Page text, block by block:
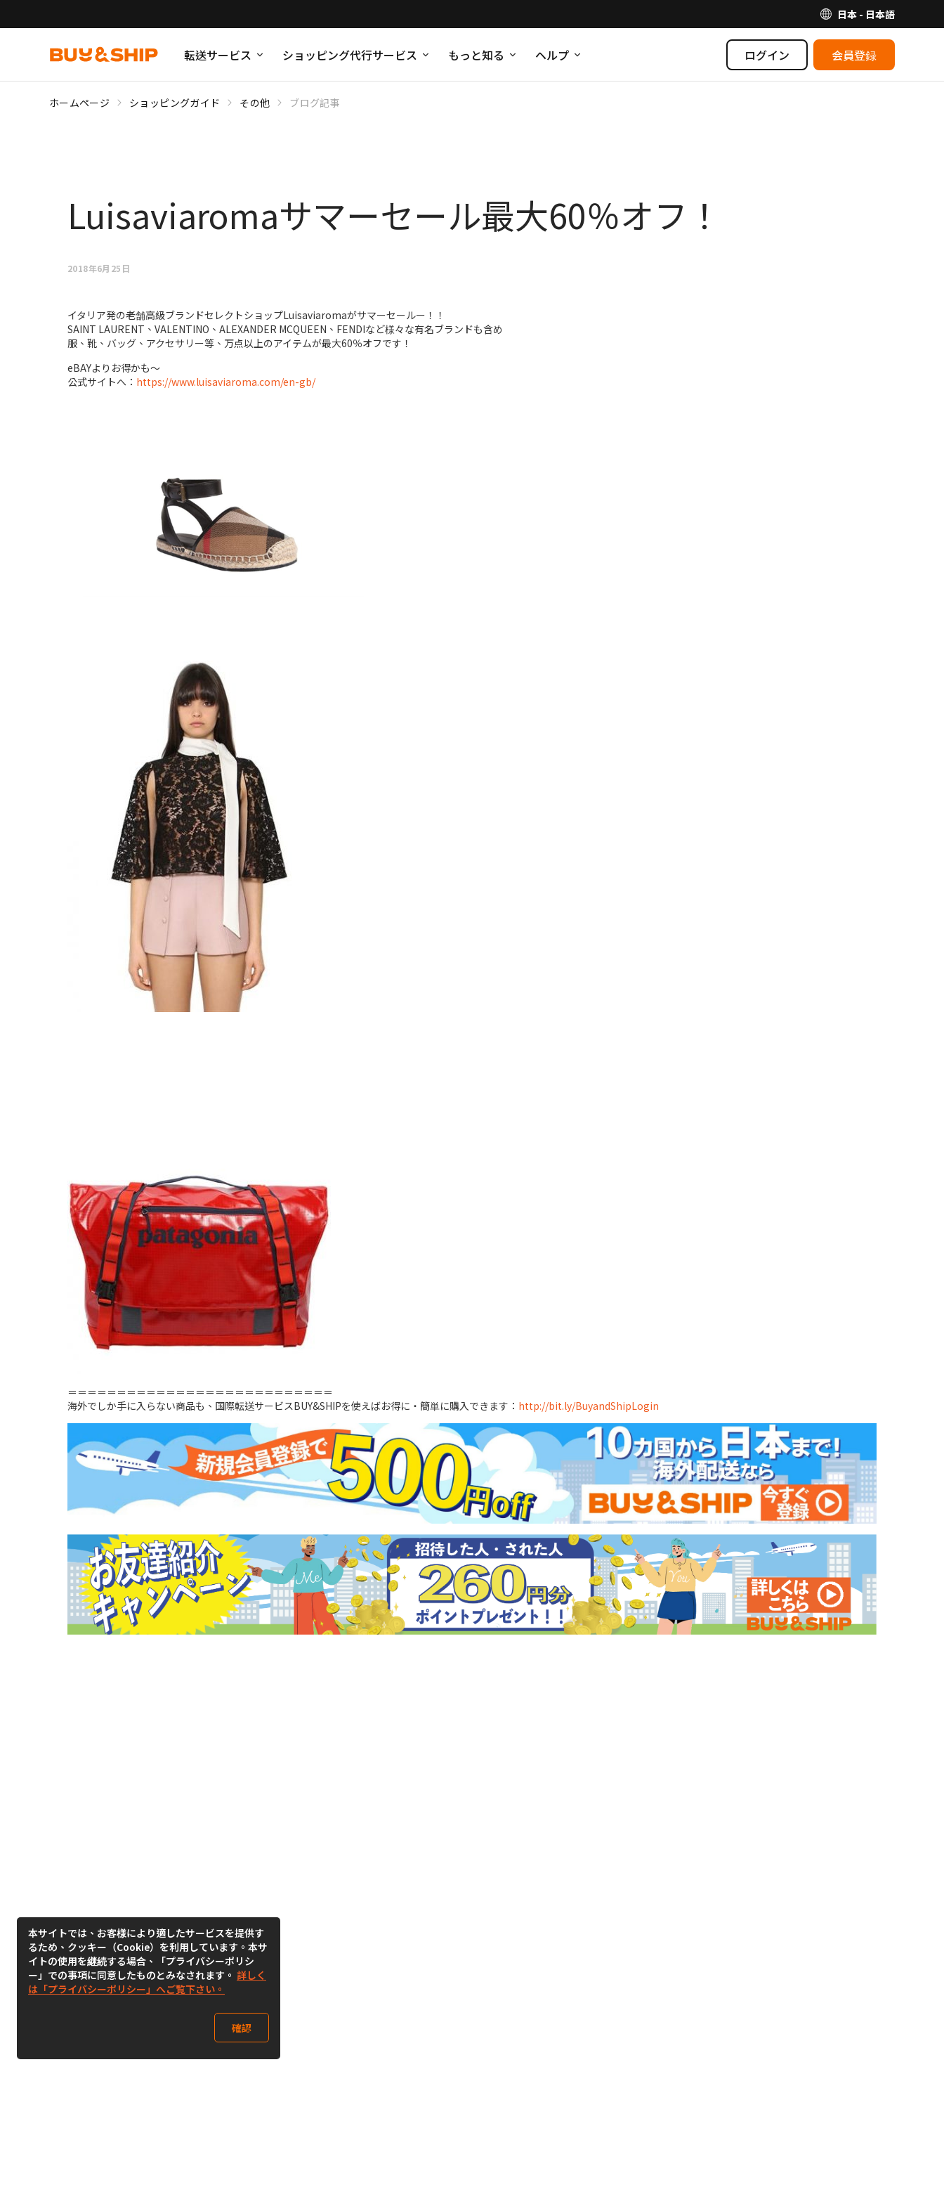
日本 - 日本語
転送サービス ショッピング代行サービス もっと知る ヘルプ ログイン 会員登録
ホームページ ショッピングガイド その他 ブログ記事
Luisaviaromaサマーセール最大60％オフ！
2018年6月25日
イタリア発の老舗高級ブランドセレクトショップLuisaviaromaがサマーセールー！！
SAINT LAURENT、VALENTINO、ALEXANDER MCQUEEN、FENDIなど様々な有名ブランドも含め
服、靴、バッグ、アクセサリー等、万点以上のアイテムが最大60％オフです！
eBAYよりお得かも～
公式サイトへ： https://www.luisaviaroma.com/en-gb/
＝＝＝＝＝＝＝＝＝＝＝＝＝＝＝＝＝＝＝＝＝＝＝＝＝＝＝
海外でしか手に入らない商品も、国際転送サービスBUY&SHIPを使えばお得に・簡単に購入できます： http://bit.ly/BuyandShipLogin
本サイトでは、お客様により適したサービスを提供す
るため、クッキー（Cookie）を利用しています。本サ
イトの使用を継続する場合、「プライバシーポリシ
ー」での事項に同意したものとみなされます。 詳しく
は「プライバシーポリシー」へご覧下さい。
確認